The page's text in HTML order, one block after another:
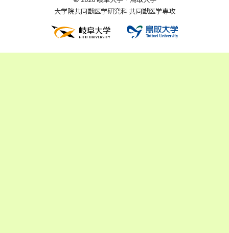
大学院共同獣医学研究科 共同獣医学専攻